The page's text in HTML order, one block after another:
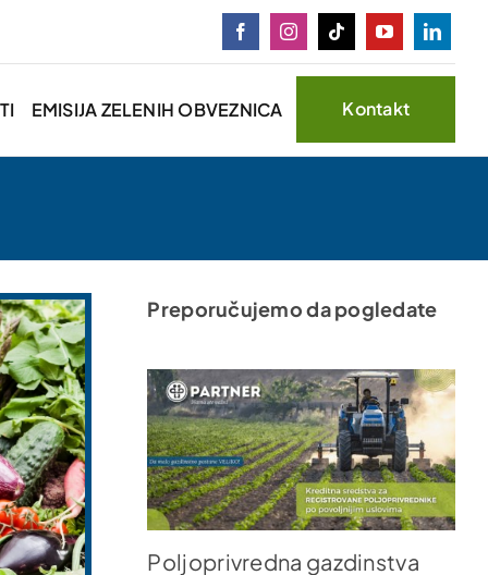
EMISIJA ZELENIH OBVEZNICA Kontakt
Preporučujemo da pogledate
Poljoprivredna gazdinstva